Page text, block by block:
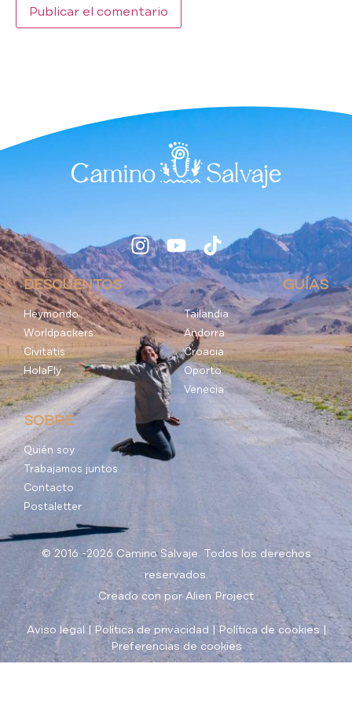
DESCUENTOS
Heymondo
Worldpackers
Civitatis
HolaFly
GUÍAS
Tailandia
Andorra
Croacia
Oporto
Venecia
SOBRE
Quién soy
Trabajamos juntos
Contacto
Postaletter
© 2016 -2026 Camino Salvaje. Todos los derechos
reservados.
Creado con por Alien Project
Aviso legal| Política de privacidad |Política de cookies |
Preferencias de cookies